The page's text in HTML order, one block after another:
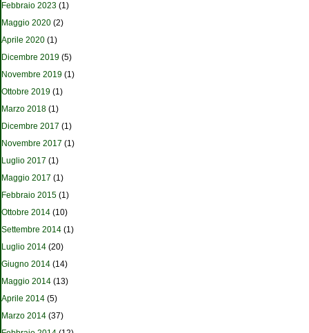
Febbraio 2023 (1)
Maggio 2020 (2)
Aprile 2020 (1)
Dicembre 2019 (5)
Novembre 2019 (1)
Ottobre 2019 (1)
Marzo 2018 (1)
Dicembre 2017 (1)
Novembre 2017 (1)
Luglio 2017 (1)
Maggio 2017 (1)
Febbraio 2015 (1)
Ottobre 2014 (10)
Settembre 2014 (1)
Luglio 2014 (20)
Giugno 2014 (14)
Maggio 2014 (13)
Aprile 2014 (5)
Marzo 2014 (37)